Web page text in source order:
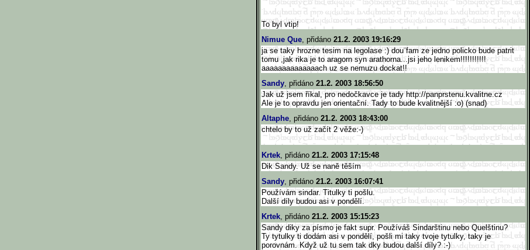
To byl vtip!
Nimue Que, přidáno 21.2. 2003 19:16:29
ja se taky hrozne tesim na legolase :) dou¨fam ze jedno policko bude patrit
tomu ,jak rika je to aragorn syn arathorna...jsi jeho lenikem!!!!!!!!!!!
aaaaaaaaaaaaaach uz se nemuzu dockat!!
Sandy, přidáno 21.2. 2003 18:56:50
Jak už jsem říkal, pro nedočkavce je tady http://panprstenu.kvalitne.cz
Ale je to opravdu jen orientační. Tady to bude kvalitnější :o) (snad)
Altaphe, přidáno 21.2. 2003 18:43:00
chtelo by to už začít 2 věže:-)
Krtek, přidáno 21.2. 2003 17:15:48
Dik Sandy. Už se naně těším
Sandy, přidáno 21.2. 2003 16:07:41
Používám sindar. Titulky ti pošlu.
Další díly budou asi v pondělí.
Krtek, přidáno 21.2. 2003 15:15:23
Sandy diky za písmo je fakt supr. Používáš Sindarštinu nebo Quelštinu?
Ty tytulky ti dodám asi v pondělí, pošli mi taky tvoje tytulky, taky je
porovnám. Když už tu sem tak dky budou další díly? :-)